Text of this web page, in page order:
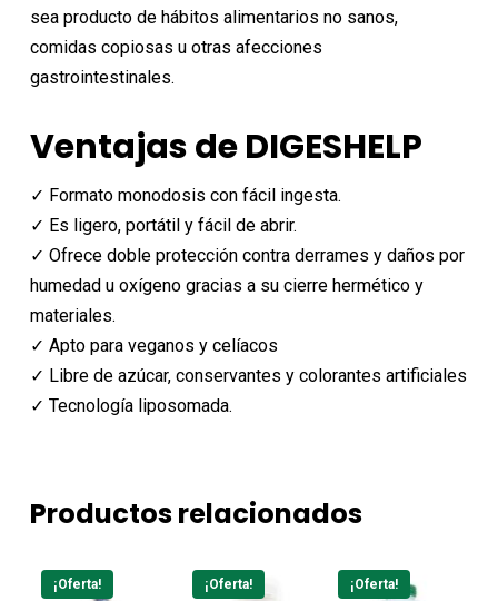
sea producto de hábitos alimentarios no sanos,
comidas copiosas u otras afecciones
gastrointestinales.
Ventajas de DIGESHELP
✓ Formato monodosis con fácil ingesta.
✓ Es ligero, portátil y fácil de abrir.
✓ Ofrece doble protección contra derrames y daños por
humedad u oxígeno gracias a su cierre hermético y
materiales.
✓ Apto para veganos y celíacos
✓ Libre de azúcar, conservantes y colorantes artificiales
✓ Tecnología liposomada.
Productos relacionados
¡Oferta! ¡Oferta! ¡Oferta!